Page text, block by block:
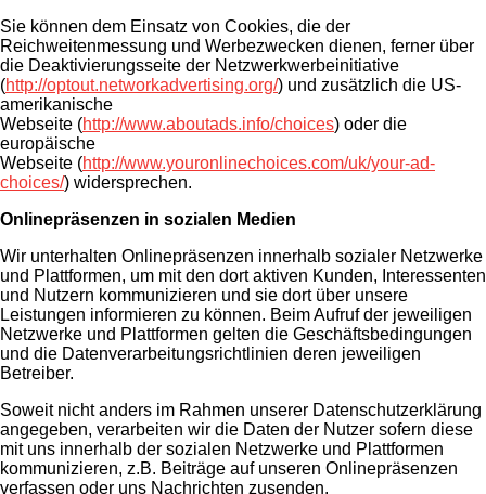
Sie können dem Einsatz von Cookies, die der
Reichweitenmessung und Werbezwecken dienen, ferner über
die Deaktivierungsseite der Netzwerkwerbeinitiative
(http://optout.networkadvertising.org/) und zusätzlich die US-
amerikanische
Webseite (http://www.aboutads.info/choices) oder die
europäische
Webseite (http://www.youronlinechoices.com/uk/your-ad-
choices/) widersprechen.
Onlinepräsenzen in sozialen Medien
Wir unterhalten Onlinepräsenzen innerhalb sozialer Netzwerke
und Plattformen, um mit den dort aktiven Kunden, Interessenten
und Nutzern kommunizieren und sie dort über unsere
Leistungen informieren zu können. Beim Aufruf der jeweiligen
Netzwerke und Plattformen gelten die Geschäftsbedingungen
und die Datenverarbeitungsrichtlinien deren jeweiligen
Betreiber.
Soweit nicht anders im Rahmen unserer Datenschutzerklärung
angegeben, verarbeiten wir die Daten der Nutzer sofern diese
mit uns innerhalb der sozialen Netzwerke und Plattformen
kommunizieren, z.B. Beiträge auf unseren Onlinepräsenzen
verfassen oder uns Nachrichten zusenden.